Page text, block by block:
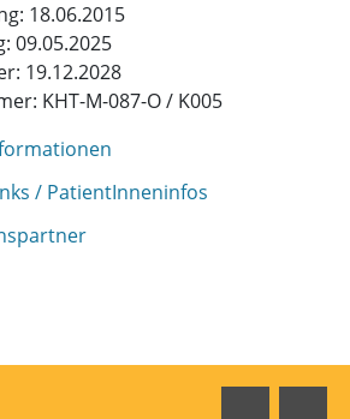
18.06.2015
09.05.2025
19.12.2028
KHT-M-087-O / K005
/ PatientInneninfos